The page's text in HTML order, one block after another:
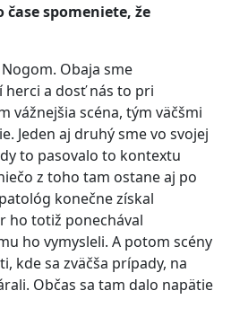
spomeniete, že
Obaja sme
a dosť nás to pri
vážnejšia scéna, tým väčšmi
Jeden aj druhý sme vo svojej
to pasovalo to kontextu
z toho tam ostane aj po
konečne získal
ho totiž ponechával
ho vymysleli. A potom scény
kde sa zväčša prípady, na
Občas sa tam dalo napätie